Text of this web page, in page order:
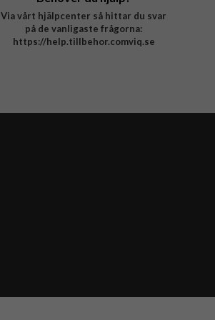
Via vårt hjälpcenter så hittar du svar
på de vanligaste frågorna:
https://help.tillbehor.comviq.se